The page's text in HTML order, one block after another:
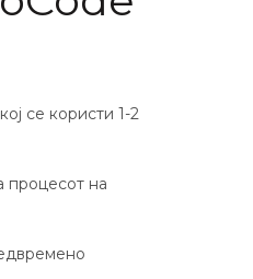
се користи 1-2
процесот на